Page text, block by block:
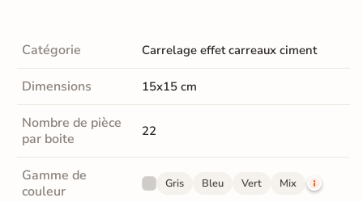
Catégorie Carrelage effet carreaux ciment
Dimensions 15x15 cm
Nombre de pièce
par boite
22
Gamme de
couleur
Gris Bleu Vert Mix